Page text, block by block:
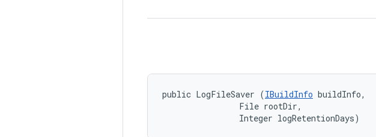
public LogFileSaver (IBuildInfo buildInfo,
                File rootDir,
                Integer logRetentionDays)